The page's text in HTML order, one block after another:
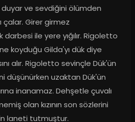
duyar ve sevdiğini ölümden
çalar. Girer girmez
ile yere yığılır. Rigoletto
koyduğu Gilda'yı dük diye
alır. Rigoletto sevinçle Dük'ün
düşünürken uzaktan Dük'ün
inanamaz. Dehşetle çuvalı
olan kızının son sözlerini
laneti tutmuştur.